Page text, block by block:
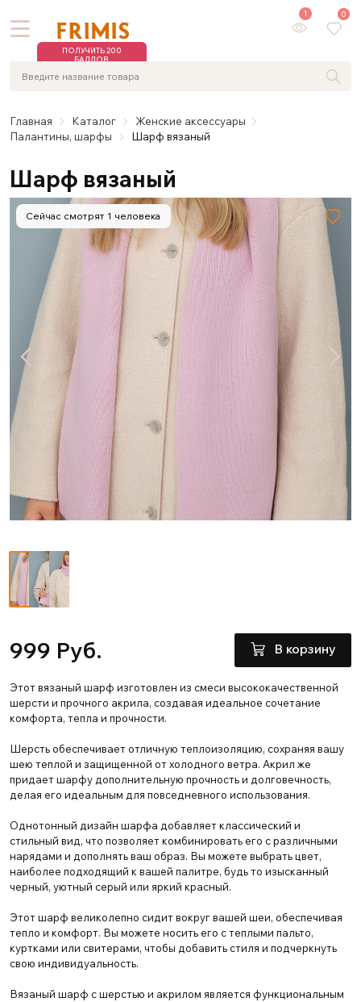
ПОЛУЧИТЬ 200
БАЛЛОВ
1 0
Главная Каталог
Женские аксессуары
Палантины, шарфы
Шарф вязаный
Шарф вязаный
Сейчас смотрят 1 человека
999 Руб. В корзину
Этот вязаный шарф изготовлен из смеси высококачественной
шерсти и прочного акрила, создавая идеальное сочетание
комфорта, тепла и прочности.
Шерсть обеспечивает отличную теплоизоляцию, сохраняя вашу
шею теплой и защищенной от холодного ветра. Акрил же
придает шарфу дополнительную прочность и долговечность,
делая его идеальным для повседневного использования.
Однотонный дизайн шарфа добавляет классический и
стильный вид, что позволяет комбинировать его с различными
нарядами и дополнять ваш образ. Вы можете выбрать цвет,
наиболее подходящий к вашей палитре, будь то изысканный
черный, уютный серый или яркий красный.
Этот шарф великолепно сидит вокруг вашей шеи, обеспечивая
тепло и комфорт. Вы можете носить его с теплыми пальто,
куртками или свитерами, чтобы добавить стиля и подчеркнуть
свою индивидуальность.
Вязаный шарф с шерстью и акрилом является функциональным